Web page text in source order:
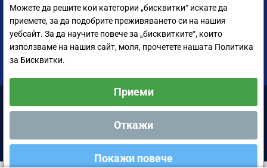
ФИРМЕН МАГАЗИН (СИЛИСТРА):
гр. Силистра, ул. Петър Мутафчиев 75
ЦЕНТРАЛЕН СКЛАД (СОФИЯ):
София 1528, ул. Мюнхен 14
Аквафор България ООД © 2011-2024 Всички права запазени.
Можете да решите кои категории „бисквитки“ искате да
приемете, за да подобрите преживяването си на нашия
уебсайт. За да научите повече за „бисквитките“, които
използваме на нашия сайт, моля, прочетете нашата Политика
за Бисквитки.
Приеми
Откажи
Покажи повече